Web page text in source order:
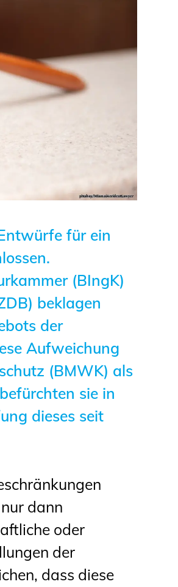
Newsletter
für ein
(BIngK)
beklagen
der
Aufweichung
(BMWK) als
sie in
dieses seit
dann
oder
der
dass diese